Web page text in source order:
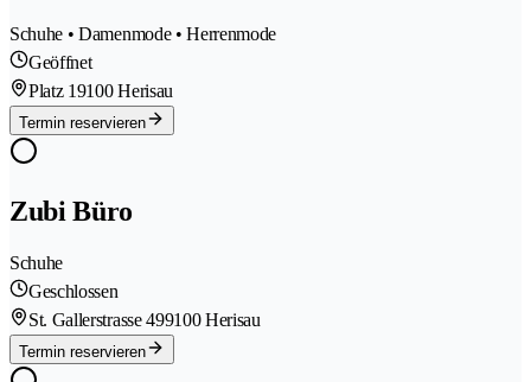
Schuhe • Damenmode • Herrenmode
Geöffnet
Platz 19100 Herisau
Termin reservieren
Zubi Büro
Schuhe
Geschlossen
St. Gallerstrasse 499100 Herisau
Termin reservieren